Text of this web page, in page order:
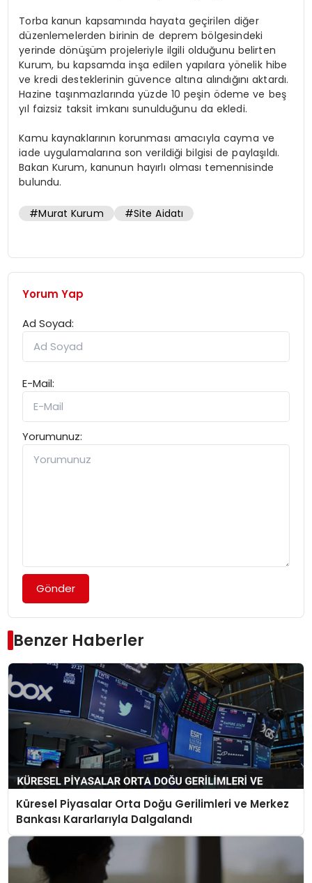
Torba kanun kapsamında hayata geçirilen diğer
düzenlemelerden birinin de deprem bölgesindeki
yerinde dönüşüm projeleriyle ilgili olduğunu belirten
Kurum, bu kapsamda inşa edilen yapılara yönelik hibe
ve kredi desteklerinin güvence altına alındığını aktardı.
Hazine taşınmazlarında yüzde 10 peşin ödeme ve beş
yıl faizsiz taksit imkanı sunulduğunu da ekledi.
Kamu kaynaklarının korunması amacıyla cayma ve
iade uygulamalarına son verildiği bilgisi de paylaşıldı.
Bakan Kurum, kanunun hayırlı olması temennisinde
bulundu.
#Murat Kurum #Site Aidatı
Yorum Yap
Ad Soyad:
E-Mail:
Yorumunuz:
Gönder
Benzer Haberler
Küresel Piyasalar Orta Doğu Gerilimleri ve Merkez
Bankası Kararlarıyla Dalgalandı